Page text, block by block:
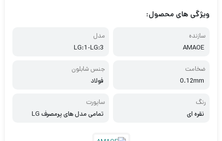
ویژگی های محصول:
سازنده
AMAOE
مدل
LG:1-LG:3
ضخامت
0.12mm
جنس شابلون
فولاد
رنگ
نقره ای
ساپورت
تمامی مدل های پرمصرف LG